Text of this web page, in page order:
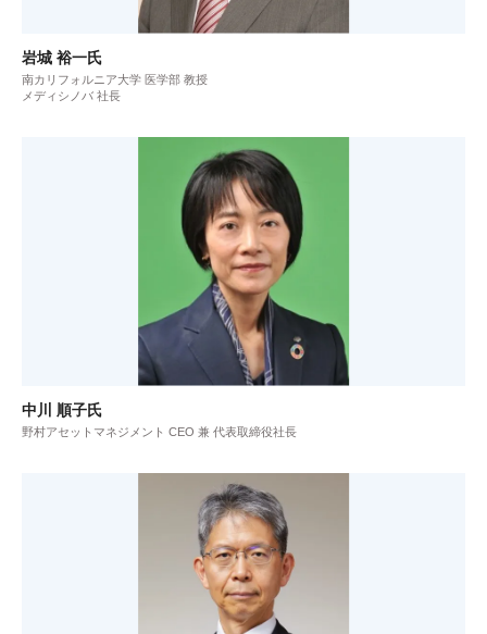
岩城 裕一氏
南カリフォルニア大学 医学部 教授
メディシノバ 社長
中川 順子氏
野村アセットマネジメント CEO 兼 代表取締役社長